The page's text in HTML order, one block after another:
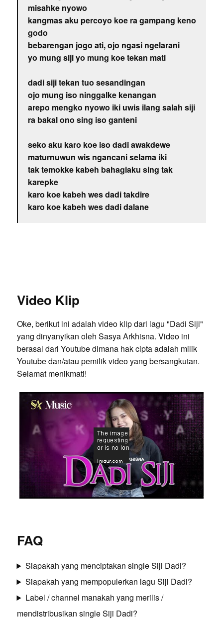
misahke nyowo
kangmas aku percoyo koe ra gampang keno
godo
bebarengan jogo ati, ojo ngasi ngelarani
yo mung siji yo mung koe tekan mati
dadi siji tekan tuo sesandingan
ojo mung iso ninggalke kenangan
arepo mengko nyowo iki uwis ilang salah siji
ra bakal ono sing iso ganteni
seko aku karo koe iso dadi awakdewe
maturnuwun wis ngancani selama iki
tak temokke kabeh bahagiaku sing tak
karepke
karo koe kabeh wes dadi takdire
karo koe kabeh wes dadi dalane
Video Klip
Oke, berikut ini adalah video klip dari lagu "Dadi Siji"
yang dinyanyikan oleh Sasya Arkhisna. Video ini
berasal dari Youtube dimana hak cipta adalah milik
Youtube dan/atau pemilik video yang bersangkutan.
Selamat menikmati!
FAQ
Siapakah yang menciptakan single Siji Dadi?
Siapakah yang mempopulerkan lagu Siji Dadi?
Label / channel manakah yang merilis /
mendistribusikan single Siji Dadi?